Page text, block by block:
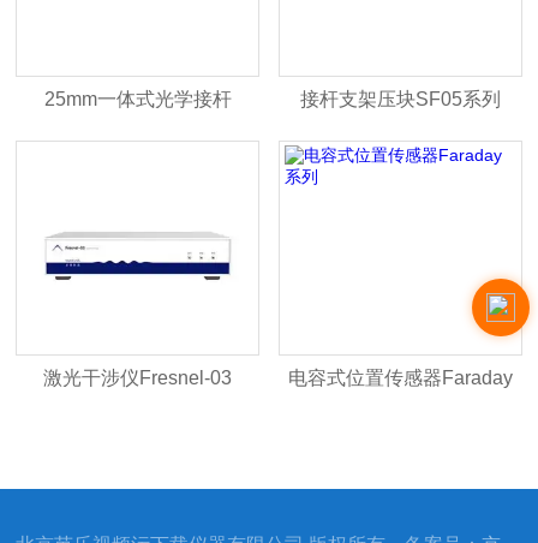
25mm一体式光学接杆 接杆支架压块SF05系列
激光干涉仪Fresnel-03 电容式位置传感器Faraday